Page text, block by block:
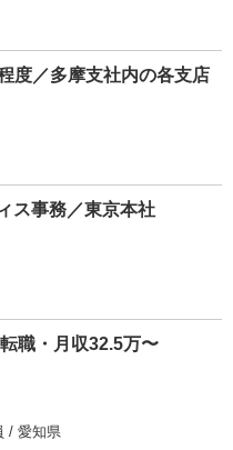
度／多摩支社内の各支店
ス事務／東京本社
職・月収32.5万〜
/ 愛知県